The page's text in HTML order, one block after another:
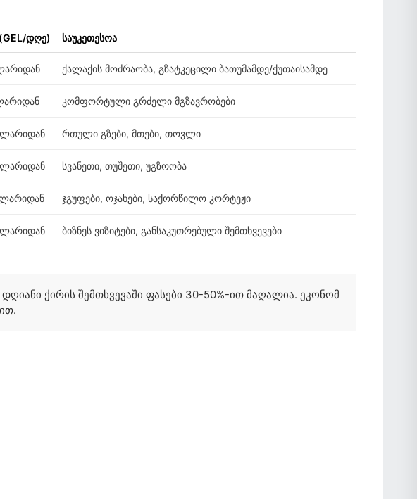
დღე) საუკეთესოა
ქალაქის მოძრაობა, გზატკეცილი ბათუმამდე/ქუთაისამდე
კომფორტული გრძელი მგზავრობები
რთული გზები, მთები, თოვლი
სვანეთი, თუშეთი, უგზოობა
ჯგუფები, ოჯახები, საქორწილო კორტეჟი
ბიზნეს ვიზიტები, განსაკუთრებული შემთხვევები
ქირის შემთხვევაში ფასები 30-50%-ით მაღალია. ეკონომ